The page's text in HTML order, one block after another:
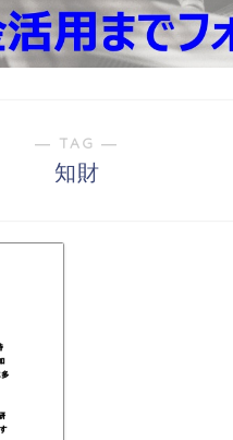
― TAG ―
知財